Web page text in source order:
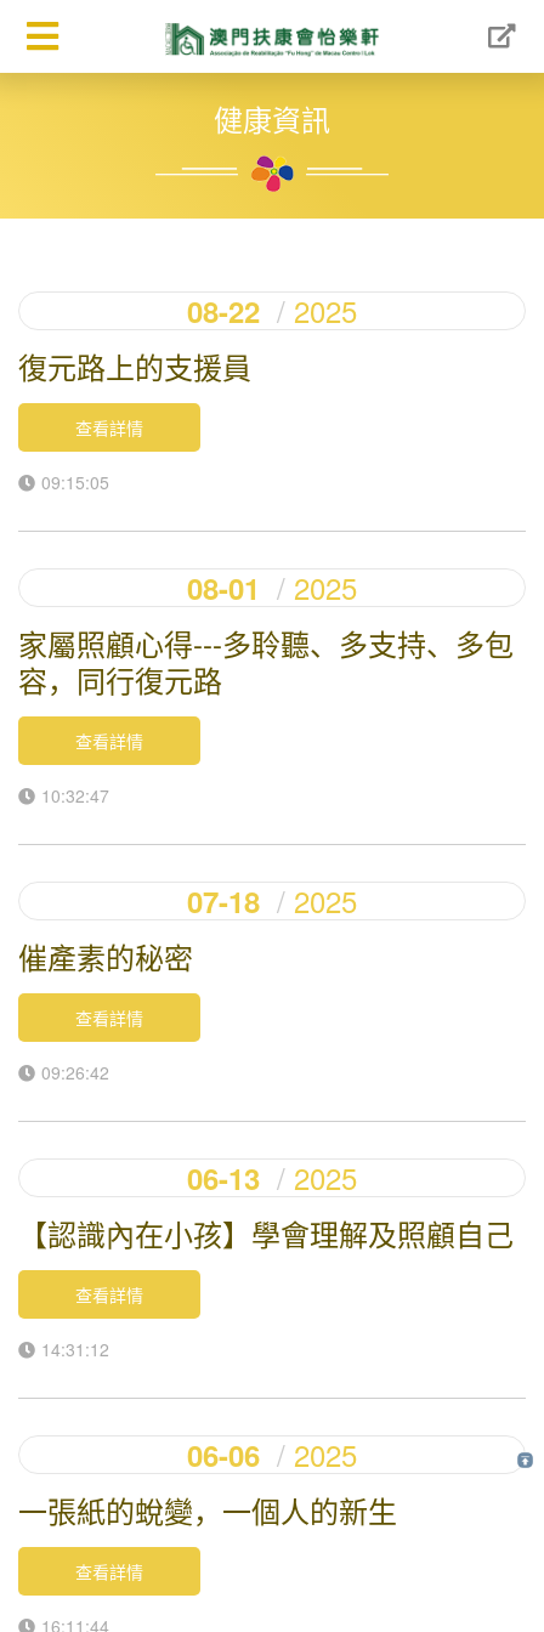
健康資訊
08-22
2025
復元路上的支援員
查看詳情
09:15:05
08-01
2025
家屬照顧心得---多聆聽、多支持、多包
容，同行復元路
查看詳情
10:32:47
07-18
2025
催產素的秘密
查看詳情
09:26:42
06-13
2025
【認識內在小孩】學會理解及照顧自己
查看詳情
14:31:12
06-06
2025
一張紙的蛻變，一個人的新生
查看詳情
16:11:44